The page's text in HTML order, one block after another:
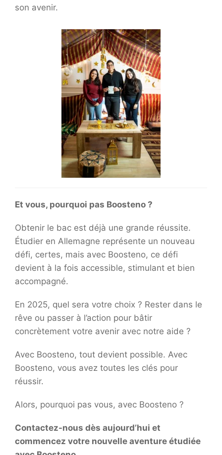
son avenir.
Et vous, pourquoi pas Boosteno ?
Obtenir le bac est déjà une grande réussite.
Étudier en Allemagne représente un nouveau
défi, certes, mais avec Boosteno, ce défi
devient à la fois accessible, stimulant et bien
accompagné.
En 2025, quel sera votre choix ? Rester dans le
rêve ou passer à l’action pour bâtir
concrètement votre avenir avec notre aide ?
Avec Boosteno, tout devient possible. Avec
Boosteno, vous avez toutes les clés pour
réussir.
Alors, pourquoi pas vous, avec Boosteno ?
Contactez-nous dès aujourd’hui et
commencez votre nouvelle aventure étudiée